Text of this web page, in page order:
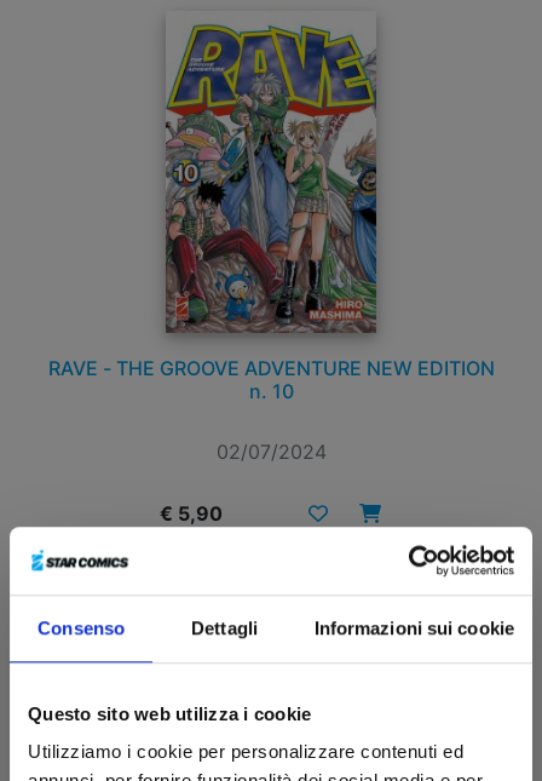
Consenso Dettagli Informazioni sui cookie
Questo sito web utilizza i cookie
Utilizziamo i cookie per personalizzare contenuti ed
RAVE - THE GROOVE ADVENTURE NEW EDITION
n. 10
02/07/2024
€ 5,90